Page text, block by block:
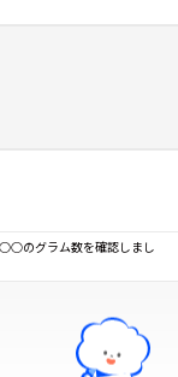
○○のグラム数を確認しまし